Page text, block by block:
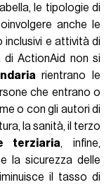
le tipologie di
anche le
inclusivi e attività di
di ActionAid non si
rientrano le
che entrano o
o con gli autori di
la sanità, il terzo
terziaria, infine,
la sicurezza delle
il tasso di